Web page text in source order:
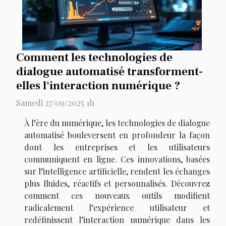
Comment les technologies de
dialogue automatisé transforment-
elles l'interaction numérique ?
Samedi 27/09/2025 1h
À l’ère du numérique, les technologies de dialogue
automatisé bouleversent en profondeur la façon
dont les entreprises et les utilisateurs
communiquent en ligne. Ces innovations, basées
sur l’intelligence artificielle, rendent les échanges
plus fluides, réactifs et personnalisés. Découvrez
comment ces nouveaux outils modifient
radicalement l’expérience utilisateur et
redéfinissent l’interaction numérique dans les